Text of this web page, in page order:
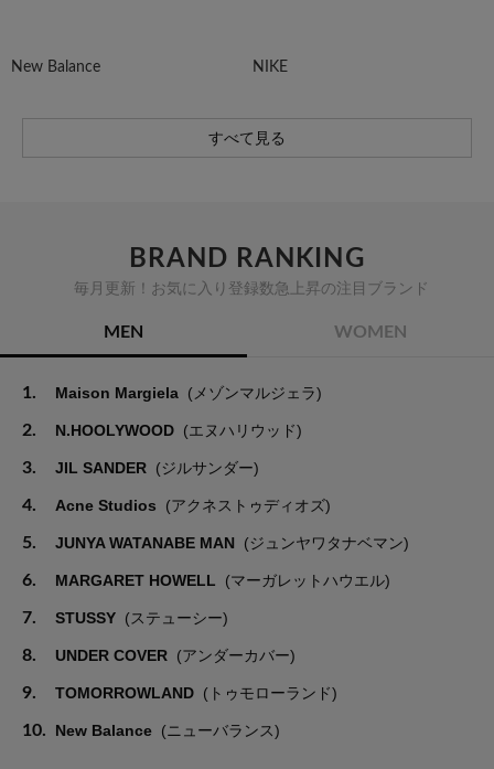
New Balance NIKE
すべて見る
BRAND RANKING
毎月更新！お気に入り登録数急上昇の注目ブランド
MEN WOMEN
1. Maison Margiela (メゾンマルジェラ)
2. N.HOOLYWOOD (エヌハリウッド)
3. JIL SANDER (ジルサンダー)
4. Acne Studios (アクネストゥディオズ)
5. JUNYA WATANABE MAN (ジュンヤワタナベマン)
6. MARGARET HOWELL (マーガレットハウエル)
7. STUSSY (ステューシー)
8. UNDER COVER (アンダーカバー)
9. TOMORROWLAND (トゥモローランド)
10. New Balance (ニューバランス)